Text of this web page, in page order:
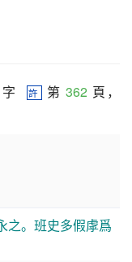
許 第 362 頁，
之。班史多假虖爲